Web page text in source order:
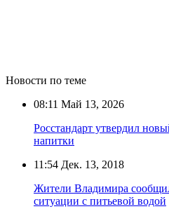
Новости по теме
08:11 Май 13, 2026
Росстандарт утвердил
напитки
11:54 Дек. 13, 2018
Жители Владимира
ситуации с питьевой водой